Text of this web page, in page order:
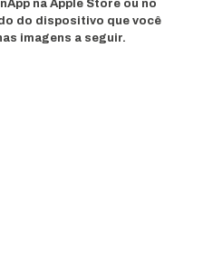
na Apple Store ou no
do dispositivo que você
imagens a seguir.